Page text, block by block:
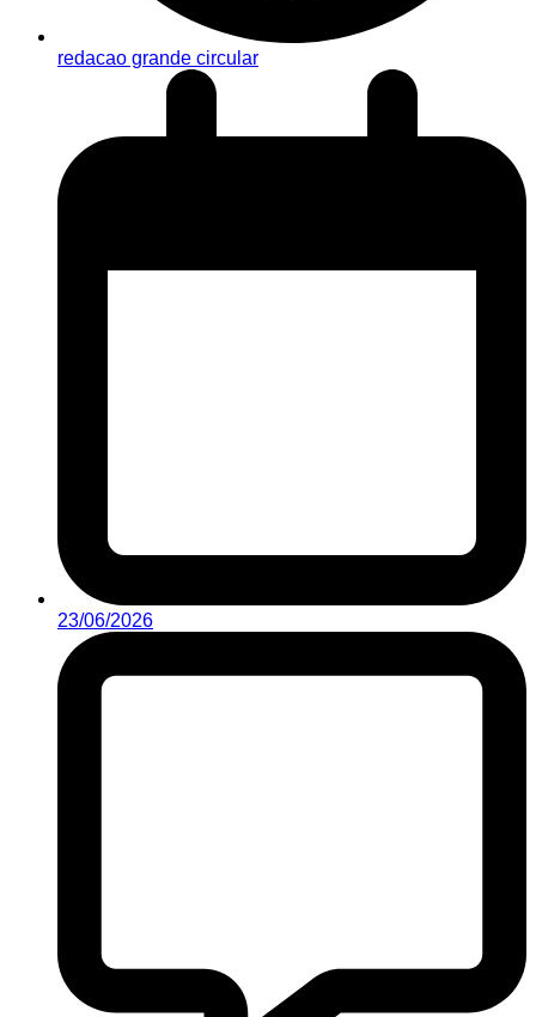
redacao grande circular
23/06/2026